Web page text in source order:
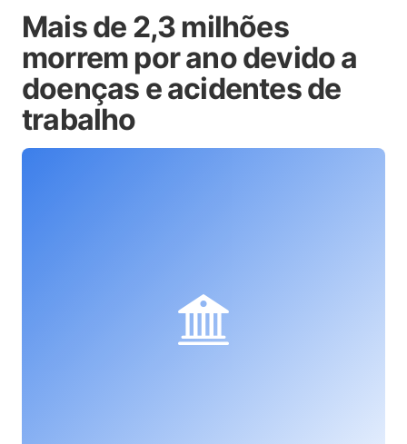
Mais de 2,3 milhões
morrem por ano devido a
doenças e acidentes de
trabalho